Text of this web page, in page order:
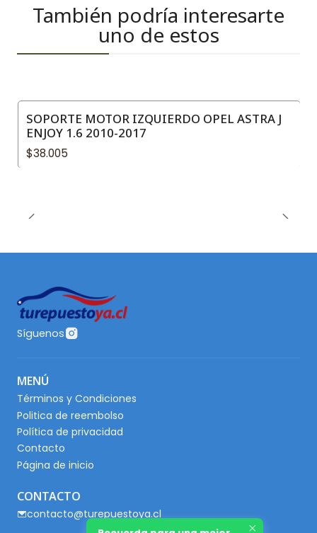
También podría interesarte
uno de estos
SOPORTE MOTOR IZQUIERDO OPEL ASTRA J
ENJOY 1.6 2010-2017
$38.005
Síguenos
MENÚ
Términos y Condiciones
Politica de reembolso
Política de privacidad
Contacto
Página de inicio
CONTACTO
contacto@turepuestoya.cl